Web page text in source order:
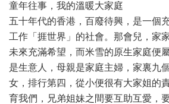
童年往事，我的溫暖大家庭
五十年代的香港，百廢待興，是一個
工作「捱世界」的社會。那會兒，家
未來充滿希望，而米雪的原生家庭便
是生意人，母親是家庭主婦，家裏九
女，排行第四，從小便很有大家姐的
育我們，兄弟姐妹之間要互助互愛，